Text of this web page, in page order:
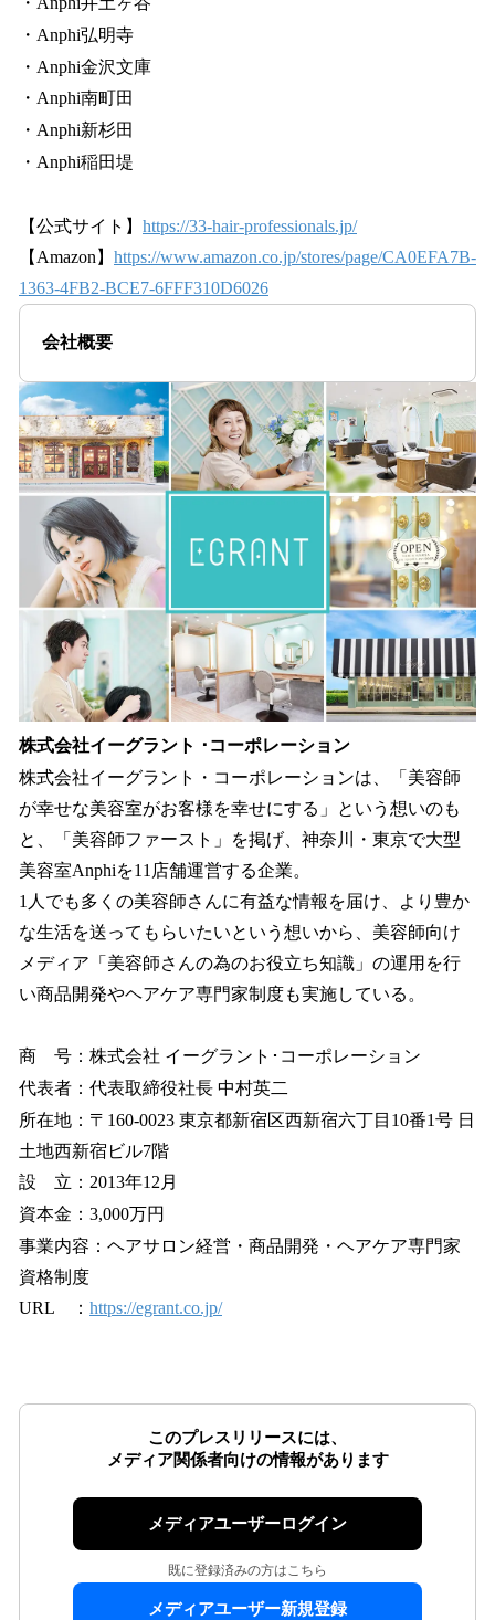
・Anphi弘明寺
・Anphi金沢文庫
・Anphi南町田
・Anphi新杉田
・Anphi稲田堤
【公式サイト】 https://33-hair-professionals.jp/
【Amazon】 https://www.amazon.co.jp/stores/page/CA0EFA7B-
1363-4FB2-BCE7-6FFF310D6026
会社概要
株式会社イーグラント ･コーポレーション
株式会社イーグラント・コーポレーションは、「美容師
が幸せな美容室がお客様を幸せにする」という想いのも
と、「美容師ファースト」を掲げ、神奈川・東京で大型
美容室Anphiを11店舗運営する企業。
1人でも多くの美容師さんに有益な情報を届け、より豊か
な生活を送ってもらいたいという想いから、美容師向け
メディア「美容師さんの為のお役立ち知識」の運用を行
い商品開発やヘアケア専門家制度も実施している。
商 号：株式会社 イーグラント･コーポレーション
代表者：代表取締役社長 中村英二
所在地：〒160-0023 東京都新宿区西新宿六丁目10番1号 日
土地西新宿ビル7階
設 立：2013年12月
資本金：3,000万円
事業内容：ヘアサロン経営・商品開発・ヘアケア専門家
資格制度
URL ： https://egrant.co.jp/
このプレスリリースには、
メディア関係者向けの情報があります
メディアユーザーログイン
既に登録済みの方はこちら
メディアユーザー新規登録